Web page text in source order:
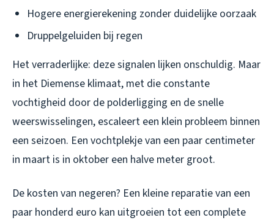
Hogere energierekening zonder duidelijke oorzaak
Druppelgeluiden bij regen
Het verraderlijke: deze signalen lijken onschuldig. Maar
in het Diemense klimaat, met die constante
vochtigheid door de polderligging en de snelle
weerswisselingen, escaleert een klein probleem binnen
een seizoen. Een vochtplekje van een paar centimeter
in maart is in oktober een halve meter groot.
De kosten van negeren? Een kleine reparatie van een
paar honderd euro kan uitgroeien tot een complete